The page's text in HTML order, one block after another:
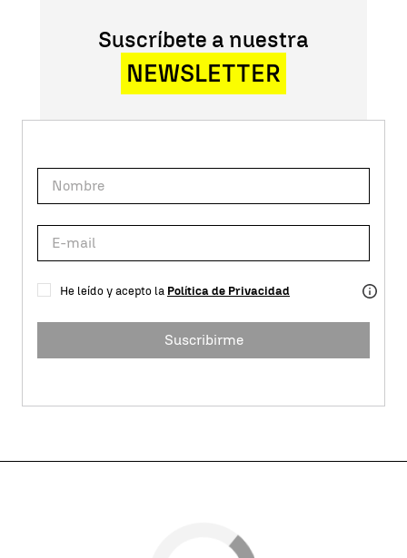
Suscríbete a nuestra
NEWSLETTER
He leído y acepto la Política de Privacidad
Suscribirme